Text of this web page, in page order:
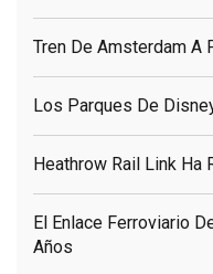
Tren De Amsterdam A
Los Parques De
Heathrow Rail Link Ha
El Enlace Ferroviario
Años